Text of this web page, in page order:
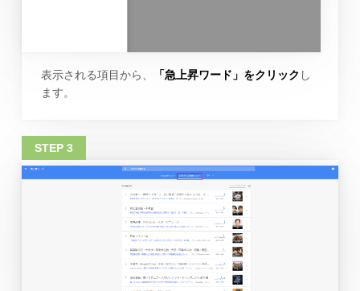
表示される項目から、 「急上昇ワード」をクリック し
ます。